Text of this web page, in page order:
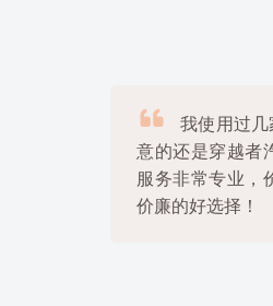

我使用过几家
意的还是穿越者汽
服务非常专业，价
价廉的好选择！